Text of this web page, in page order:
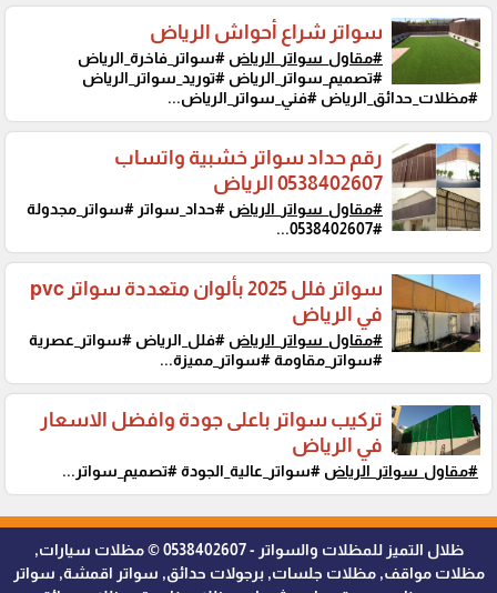
سواتر شراع أحواش الرياض
#مقاول_سواتر_الرياض #سواتر_فاخرة_الرياض
#تصميم_سواتر_الرياض #توريد_سواتر_الرياض
#مظلات_حدائق_الرياض #فني_سواتر_الرياض...
رقم حداد سواتر خشبية واتساب
0538402607 الرياض
#مقاول_سواتر_الرياض #حداد_سواتر #سواتر_مجدولة
#0538402607...
سواتر فلل 2025 بألوان متعددة سواتر pvc
في الرياض
#مقاول_سواتر_الرياض #فلل_الرياض #سواتر_عصرية
#سواتر_مقاومة #سواتر_مميزة...
تركيب سواتر باعلى جودة وافضل الاسعار
في الرياض
#مقاول_سواتر_الرياض #سواتر_عالية_الجودة #تصميم_سواتر...
ظلال التميز للمظلات والسواتر - 0538402607 © مظلات سيارات,
مظلات مواقف, مظلات جلسات, برجولات حدائق, سواتر اقمشة, سواتر